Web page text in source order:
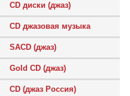
CD диски (джаз)
CD джазовая музыка
SACD (джаз)
Gold CD (джаз)
CD (джаз Россия)